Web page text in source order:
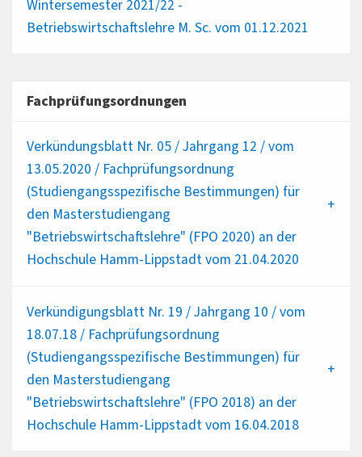
Wintersemester 2021/22 -
Betriebswirtschaftslehre M. Sc. vom 01.12.2021
Fachprüfungsordnungen
Verkündungsblatt Nr. 05 / Jahrgang 12 / vom
13.05.2020 / Fachprüfungsordnung
(Studiengangsspezifische Bestimmungen) für
den Masterstudiengang
"Betriebswirtschaftslehre" (FPO 2020) an der
Hochschule Hamm-Lippstadt vom 21.04.2020
Verkündigungsblatt Nr. 19 / Jahrgang 10 / vom
18.07.18 / Fachprüfungsordnung
(Studiengangsspezifische Bestimmungen) für
den Masterstudiengang
"Betriebswirtschaftslehre" (FPO 2018) an der
Hochschule Hamm-Lippstadt vom 16.04.2018